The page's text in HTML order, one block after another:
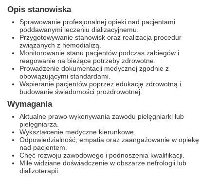
Opis stanowiska
Sprawowanie profesjonalnej opieki nad pacjentami
poddawanymi leczeniu dializacyjnemu.
Przygotowywanie stanowisk oraz realizacja procedur
związanych z hemodializą.
Monitorowanie stanu pacjentów podczas zabiegów i
reagowanie na bieżące potrzeby zdrowotne.
Prowadzenie dokumentacji medycznej zgodnie z
obowiązującymi standardami.
Wspieranie pacjentów poprzez edukację zdrowotną i
budowanie świadomości prozdrowotnej.
Wymagania
Aktualne prawo wykonywania zawodu pielęgniarki lub
pielęgniarza.
Wykształcenie medyczne kierunkowe.
Odpowiedzialność, empatia oraz zaangażowanie w opiekę
nad pacjentem.
Chęć rozwoju zawodowego i podnoszenia kwalifikacji.
Mile widziane doświadczenie w obszarze nefrologii lub
dializoterapii.